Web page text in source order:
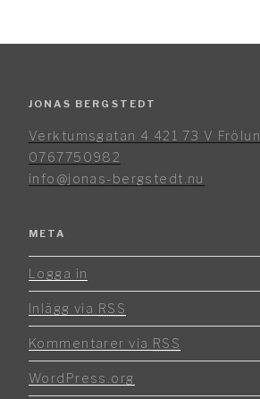
JONAS BERGSTEDT
Verktumsgatan 4 421 73 V
0767750982
info@jonas-bergstedt.nu
META
Logga in
Inlägg via RSS
Kommentarer via RSS
WordPress.org